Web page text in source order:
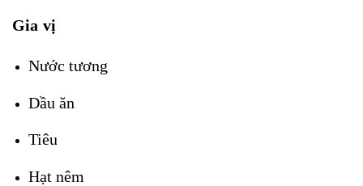
Gia vị
Nước tương
Dầu ăn
Tiêu
Hạt nêm